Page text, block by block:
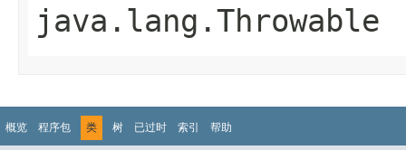
java.lang.Throwable
概览 程序包 类 树 已过时 索引 帮助